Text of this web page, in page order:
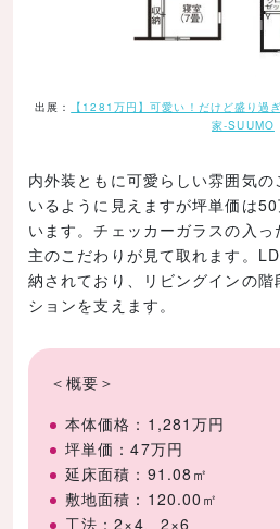
出展：
【1281万円】可愛い！だけど盛り過
家-SUUMO
内外装ともに可愛らしい雰囲気
いるように見えますが坪単価は
います。チェッカーガラスの入
主のこだわりが見て取れます。
納されており、リビングインの
ションを支えます。
＜概要＞
本体価格：1,281万円
坪単価：47万円
延床面積：91.08㎡
敷地面積：120.00㎡
工法：2×4、2×6